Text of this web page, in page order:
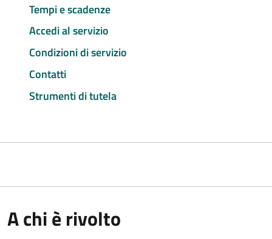
Tempi e scadenze
Accedi al servizio
Condizioni di servizio
Contatti
Strumenti di tutela
A chi è rivolto